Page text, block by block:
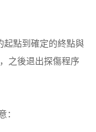
點到確定的終點與
之後退出探傷程序
：